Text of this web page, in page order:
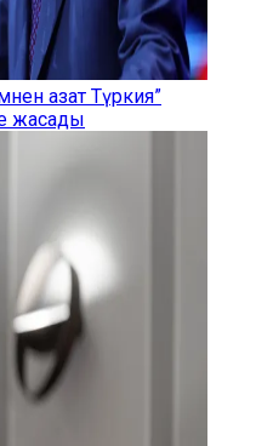
азат Түркия”
жасады